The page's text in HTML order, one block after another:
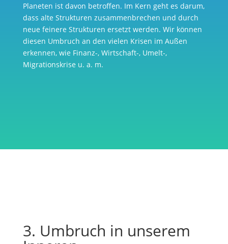
Planeten ist davon betroffen. Im Kern geht es darum,
dass alte Strukturen zusammenbrechen und durch
neue feinere Strukturen ersetzt werden. Wir können
diesen Umbruch an den vielen Krisen im Außen
erkennen, wie Finanz-, Wirtschaft-, Umelt-,
Migrationskrise u. a. m.
3. Umbruch in unserem